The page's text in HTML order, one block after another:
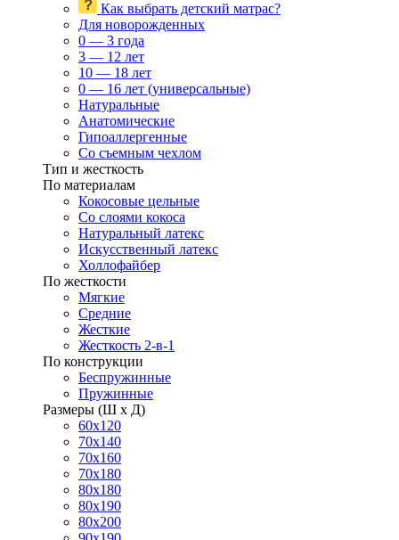
Как выбрать детский матрас?
Для новорожденных
0 — 3 года
3 — 12 лет
10 — 18 лет
0 — 16 лет (универсальные)
Натуральные
Анатомические
Гипоаллергенные
Со съемным чехлом
Тип и жесткость
По материалам
Кокосовые цельные
Со слоями кокоса
Натуральный латекс
Искусственный латекс
Холлофайбер
По жесткости
Мягкие
Средние
Жесткие
Жесткость 2-в-1
По конструкции
Беспружинные
Пружинные
Размеры (Ш х Д)
60х120
70х140
70х160
70х180
80х180
80х190
80х200